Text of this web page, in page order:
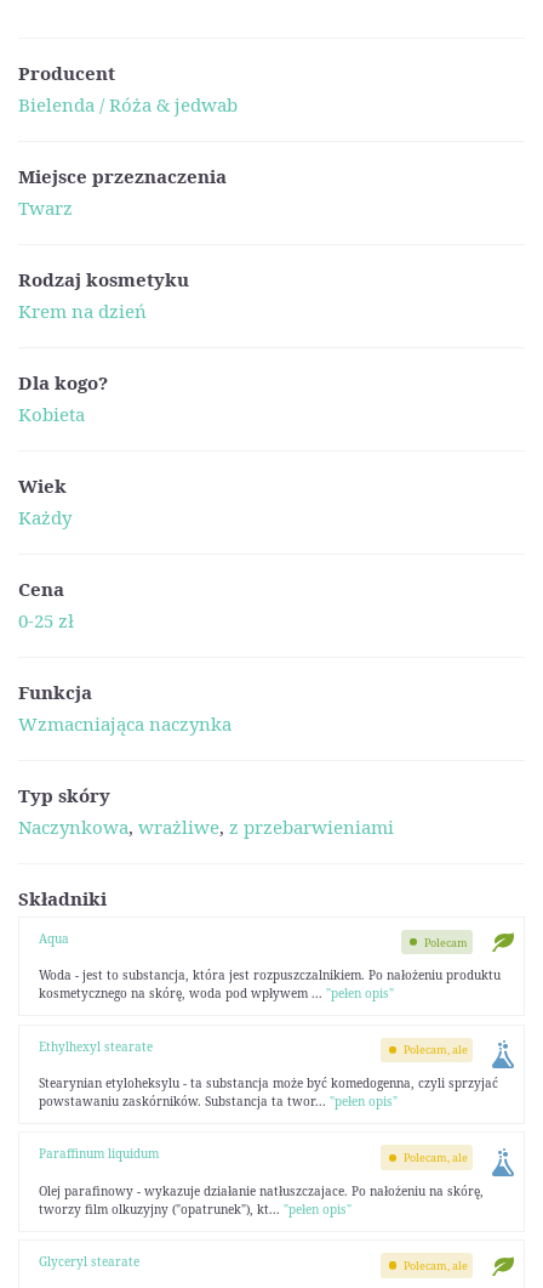
Producent
Bielenda / Róża & jedwab
Miejsce przeznaczenia
Twarz
Rodzaj kosmetyku
Krem na dzień
Dla kogo?
Kobieta
Wiek
Każdy
Cena
0-25 zł
Funkcja
Wzmacniająca naczynka
Typ skóry
Naczynkowa, wrażliwe, z przebarwieniami
Składniki
Aqua
Woda - jest to substancja, która jest rozpuszczalnikiem. Po nałożeniu produktu
kosmetycznego na skórę, woda pod wpływem ... "pełen opis"
Polecam
Ethylhexyl stearate
Stearynian etyloheksylu - ta substancja może być komedogenna, czyli sprzyjać
powstawaniu zaskórników. Substancja ta twor... "pełen opis"
Polecam, ale
Paraffinum liquidum
Olej parafinowy - wykazuje działanie natłuszczajace. Po nałożeniu na skórę,
tworzy film olkuzyjny ("opatrunek"), kt... "pełen opis"
Polecam, ale
Glyceryl stearate Polecam, ale